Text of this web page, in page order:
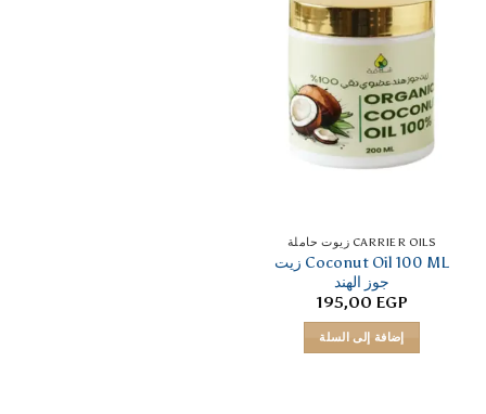
الرغبات
CARRIER OILS زيوت حاملة
Coconut Oil 100 ML زيت
جوز الهند
195,00 EGP
إضافة إلى السلة